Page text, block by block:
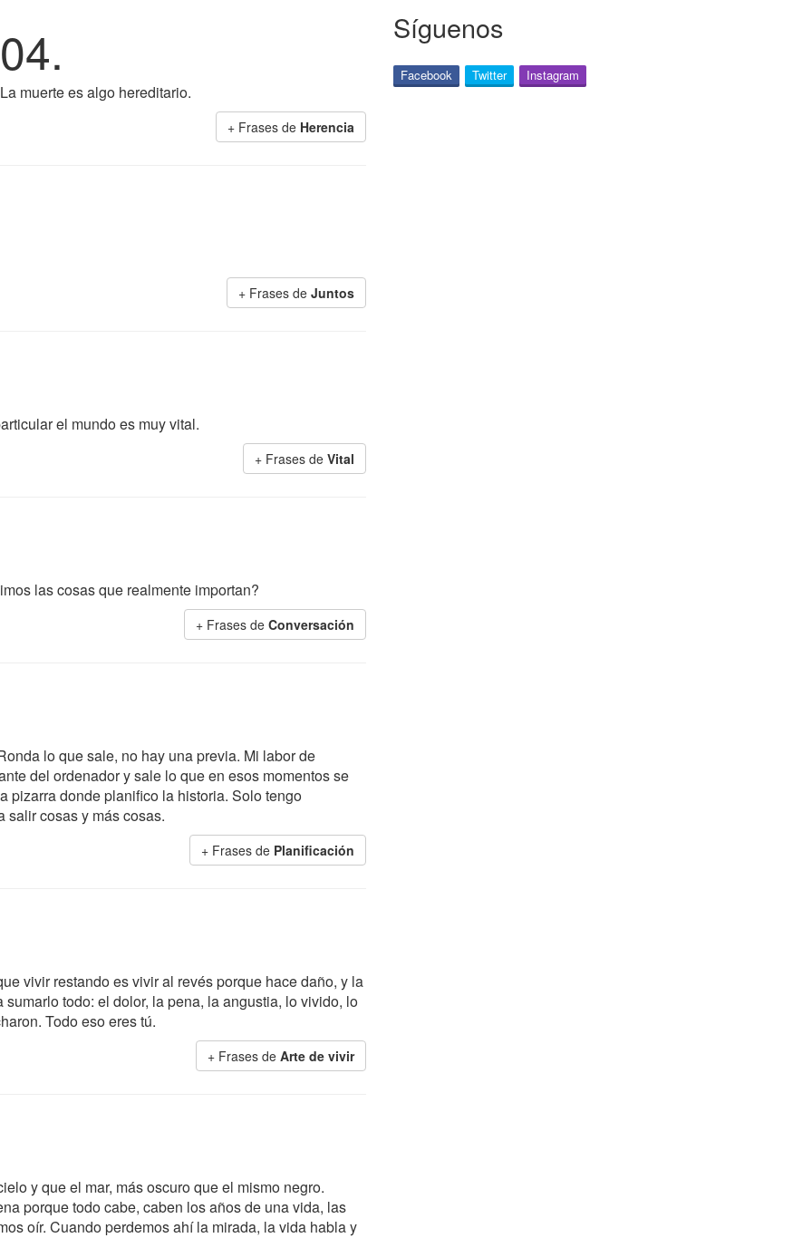
04.
La muerte es algo hereditario.
+ Frases de Herencia
+ Frases de Juntos
el mundo es muy vital.
+ Frases de Vital
las cosas que realmente importan?
+ Frases de Conversación
lo que sale, no hay una previa. Mi labor de
del ordenador y sale lo que en esos momentos se
pizarra donde planifico la historia. Solo tengo
salir cosas y más cosas.
+ Frases de Planificación
vivir restando es vivir al revés porque hace daño, y la
todo: el dolor, la pena, la angustia, lo vivido, lo
Todo eso eres tú.
+ Frases de Arte de vivir
y que el mar, más oscuro que el mismo negro.
porque todo cabe, caben los años de una vida, las
oír. Cuando perdemos ahí la mirada, la vida habla y
Síguenos
Facebook Twitter Instagram